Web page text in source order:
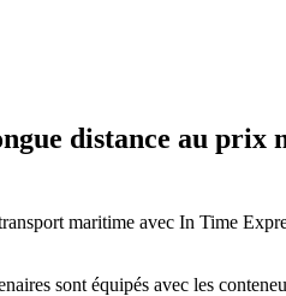
distance au prix
maritime avec In Time
sont équipés avec les